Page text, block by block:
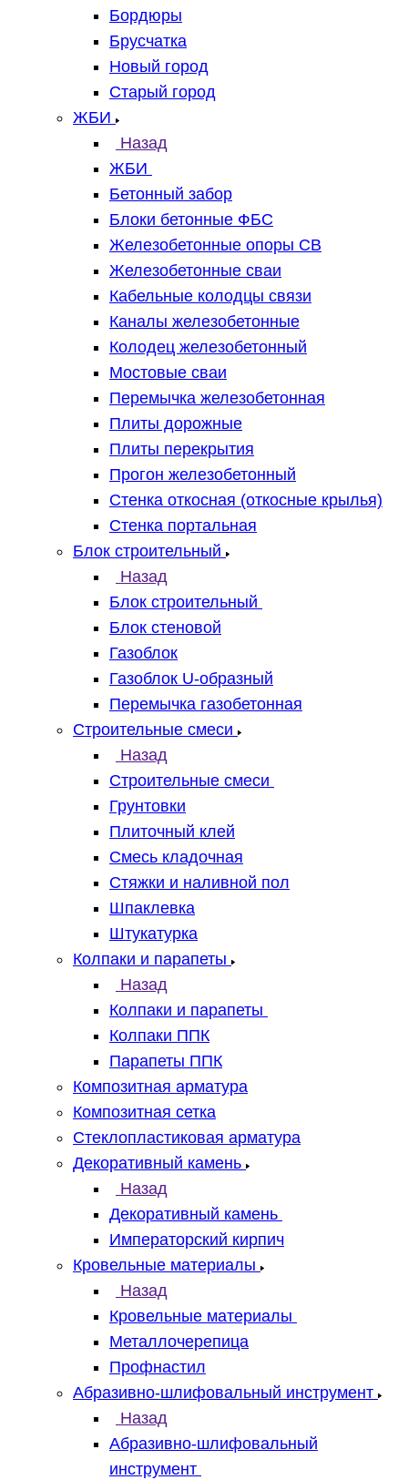
Бордюры
Брусчатка
Новый город
Старый город
ЖБИ
Назад
ЖБИ
Бетонный забор
Блоки бетонные ФБС
Железобетонные опоры СВ
Железобетонные сваи
Кабельные колодцы связи
Каналы железобетонные
Колодец железобетонный
Мостовые сваи
Перемычка железобетонная
Плиты дорожные
Плиты перекрытия
Прогон железобетонный
Стенка откосная (откосные крылья)
Стенка портальная
Блок строительный
Назад
Блок строительный
Блок стеновой
Газоблок
Газоблок U-образный
Перемычка газобетонная
Строительные смеси
Назад
Строительные смеси
Грунтовки
Плиточный клей
Смесь кладочная
Стяжки и наливной пол
Шпаклевка
Штукатурка
Колпаки и парапеты
Назад
Колпаки и парапеты
Колпаки ППК
Парапеты ППК
Композитная арматура
Композитная сетка
Стеклопластиковая арматура
Декоративный камень
Назад
Декоративный камень
Императорский кирпич
Кровельные материалы
Назад
Кровельные материалы
Металлочерепица
Профнастил
Абразивно-шлифовальный инструмент
Назад
Абразивно-шлифовальный
инструмент